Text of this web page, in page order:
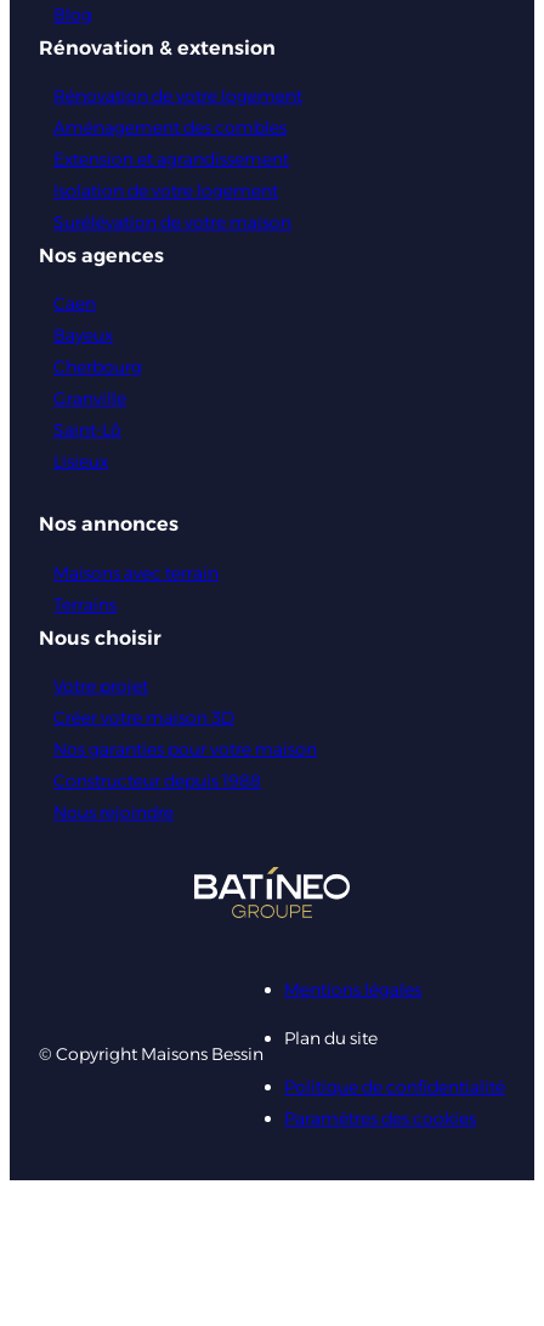
Blog
Rénovation & extension
Rénovation de votre logement
Aménagement des combles
Extension et agrandissement
Isolation de votre logement
Surélévation de votre maison
Nos agences
Caen
Bayeux
Cherbourg
Granville
Saint-Lô
Lisieux
Nos annonces
Maisons avec terrain
Terrains
Nous choisir
Votre projet
Créer votre maison 3D
Nos garanties pour votre maison
Constructeur depuis 1988
Nous rejoindre
© Copyright Maisons Bessin
Mentions légales
Plan du site
Politique de confidentialité
Paramètres des cookies